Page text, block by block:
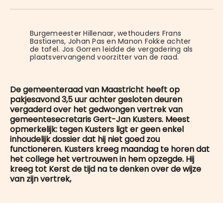
WhatsApp
Facebook
LinkedIn
X
E-
Burgemeester Hillenaar, wethouders Frans
Bastiaens, Johan Pas en Manon Fokke achter
de tafel. Jos Gorren leidde de vergadering als
plaatsvervangend voorzitter van de raad.
De gemeenteraad van Maastricht heeft op
pakjesavond 3,5 uur achter gesloten deuren
vergaderd over het gedwongen vertrek van
gemeentesecretaris Gert-Jan Kusters. Meest
opmerkelijk: tegen Kusters ligt er geen enkel
inhoudelijk dossier dat hij niet goed zou
functioneren. Kusters kreeg maandag te horen dat
het college het vertrouwen in hem opzegde. Hij
kreeg tot Kerst de tijd na te denken over de wijze
van zijn vertrek,